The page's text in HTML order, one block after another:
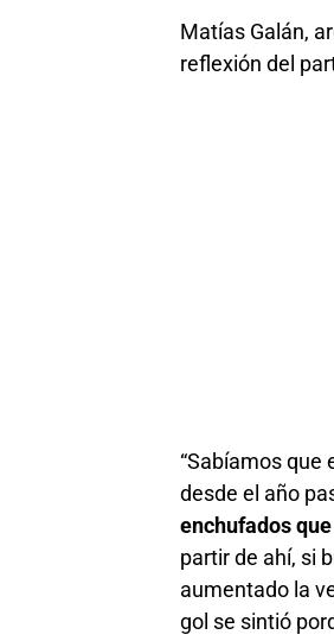
Matías Galán,
reflexión del
“Sabíamos que
desde el año
enchufados
partir de ahí, si
aumentado la
gol se sintió